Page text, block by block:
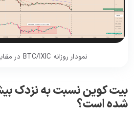
نمودار روزانه BTC/IXIC در مقابل BTC/USD.
بیت کوین نسبت به نزدک
شده است؟